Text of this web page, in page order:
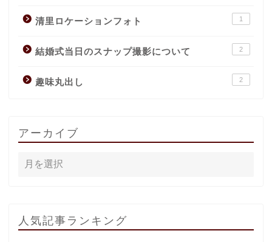
清里ロケーションフォト 1
結婚式当日のスナップ撮影について 2
趣味丸出し 2
アーカイブ
人気記事ランキング